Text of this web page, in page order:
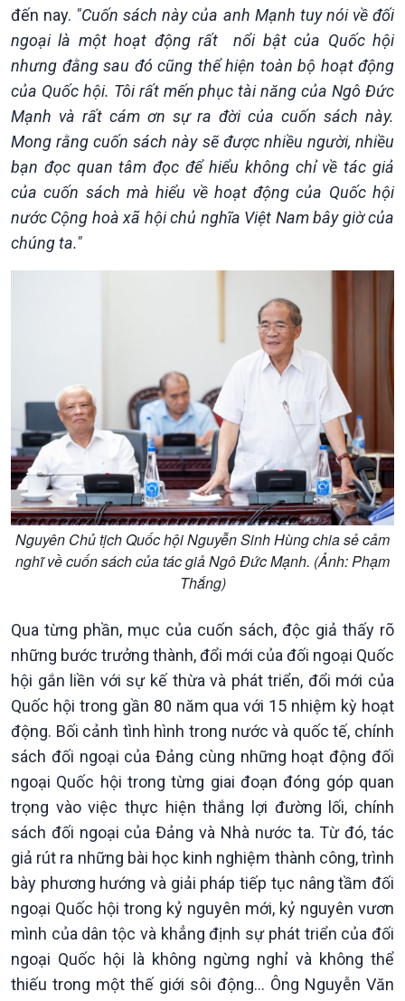
Tin Kinh tế
Trước giờ mở cửa
Dòng chảy Kinh tế
Sức sống hàng Việt
Khởi nghiệp
Tuyên chiến với gian lận
thương mại
Nông nghiệp & Biển đảo
Tin Nông nghiệp & Biển
đảo
Mùa vàng
Biển đảo Việt Nam
Tâm tình biên giới và hải
đảo
Tìm hiểu biển, đảo Việt
Nam
đến nay. "Cuốn sách này của anh Mạnh tuy nói về đối
ngoại là một hoạt động rất nổi bật của Quốc hội
nhưng đằng sau đó cũng thể hiện toàn bộ hoạt động
của Quốc hội. Tôi rất mến phục tài năng của Ngô Đức
Mạnh và rất cám ơn sự ra đời của cuốn sách này.
Mong rằng cuốn sách này sẽ được nhiều người, nhiều
bạn đọc quan tâm đọc để hiểu không chỉ về tác giả
của cuốn sách mà hiểu về hoạt động của Quốc hội
nước Cộng hoà xã hội chủ nghĩa Việt Nam bây giờ của
chúng ta."
Nguyên Chủ tịch Quốc hội Nguyễn Sinh Hùng chia sẻ cảm
nghĩ về cuốn sách của tác giả Ngô Đức Mạnh. (Ảnh: Phạm
Thắng)
Qua từng phần, mục của cuốn sách, độc giả thấy rõ
những bước trưởng thành, đổi mới của đối ngoại Quốc
hội gắn liền với sự kế thừa và phát triển, đổi mới của
Quốc hội trong gần 80 năm qua với 15 nhiệm kỳ hoạt
động. Bối cảnh tình hình trong nước và quốc tế, chính
sách đối ngoại của Đảng cùng những hoạt động đối
ngoại Quốc hội trong từng giai đoạn đóng góp quan
trọng vào việc thực hiện thắng lợi đường lối, chính
sách đối ngoại của Đảng và Nhà nước ta. Từ đó, tác
giả rút ra những bài học kinh nghiệm thành công, trình
bày phương hướng và giải pháp tiếp tục nâng tầm đối
ngoại Quốc hội trong kỷ nguyên mới, kỷ nguyên vươn
mình của dân tộc và khẳng định sự phát triển của đối
ngoại Quốc hội là không ngừng nghỉ và không thể
thiếu trong một thế giới sôi động… Ông Nguyễn Văn